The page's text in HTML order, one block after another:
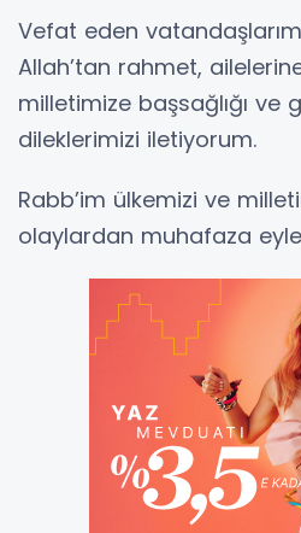
Vefat eden
Allah’tan rahmet,
milletimize başsağlığı ve
dileklerimizi iletiyorum.
Rabb’im ülkemizi ve
olaylardan muhafaza